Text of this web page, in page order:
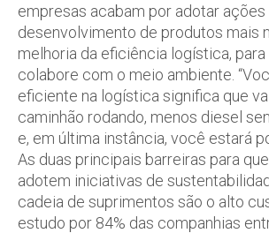
empresas acabam por adotar ações
desenvolvimento de produtos mais
melhoria da eficiência logística, para
colabore com o meio ambiente.
eficiente na logística significa que
caminhão rodando, menos diesel
e, em última instância, você estará
As duas principais barreiras para
adotem iniciativas de
cadeia de suprimentos são o alto
estudo por 84% das companhias